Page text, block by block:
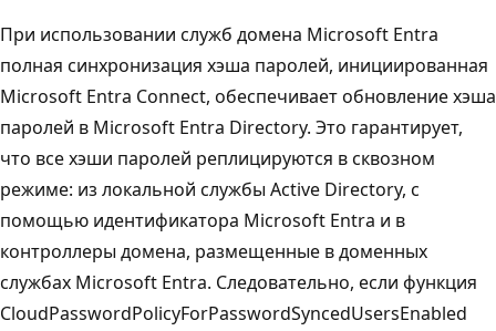
При использовании служб домена Microsoft Entra
полная синхронизация хэша паролей, инициированная
Microsoft Entra Connect, обеспечивает обновление хэша
паролей в Microsoft Entra Directory. Это гарантирует,
что все хэши паролей реплицируются в сквозном
режиме: из локальной службы Active Directory, с
помощью идентификатора Microsoft Entra и в
контроллеры домена, размещенные в доменных
службах Microsoft Entra. Следовательно, если функция
CloudPasswordPolicyForPasswordSyncedUsersEnabled